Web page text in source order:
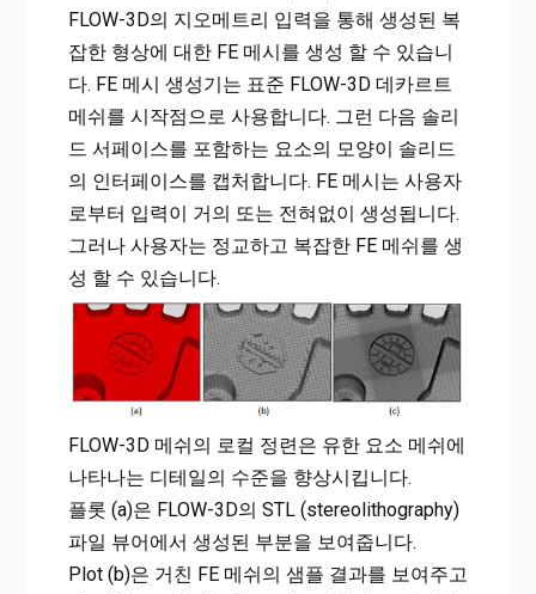
FLOW-3D의 지오메트리 입력을 통해 생성된 복
잡한 형상에 대한 FE 메시를 생성 할 수 있습니
다. FE 메시 생성기는 표준 FLOW-3D 데카르트
메쉬를 시작점으로 사용합니다. 그런 다음 솔리
드 서페이스를 포함하는 요소의 모양이 솔리드
의 인터페이스를 캡처합니다. FE 메시는 사용자
로부터 입력이 거의 또는 전혀없이 생성됩니다.
그러나 사용자는 정교하고 복잡한 FE 메쉬를 생
성 할 수 있습니다.
FLOW-3D 메쉬의 로컬 정련은 유한 요소 메쉬에
나타나는 디테일의 수준을 향상시킵니다.
플롯 (a)은 FLOW-3D의 STL (stereolithography)
파일 뷰어에서 생성된 부분을 보여줍니다.
Plot (b)은 거친 FE 메쉬의 샘플 결과를 보여주고